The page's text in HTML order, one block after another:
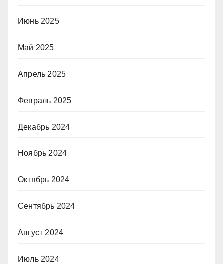
Июнь 2025
Май 2025
Апрель 2025
Февраль 2025
Декабрь 2024
Ноябрь 2024
Октябрь 2024
Сентябрь 2024
Август 2024
Июль 2024